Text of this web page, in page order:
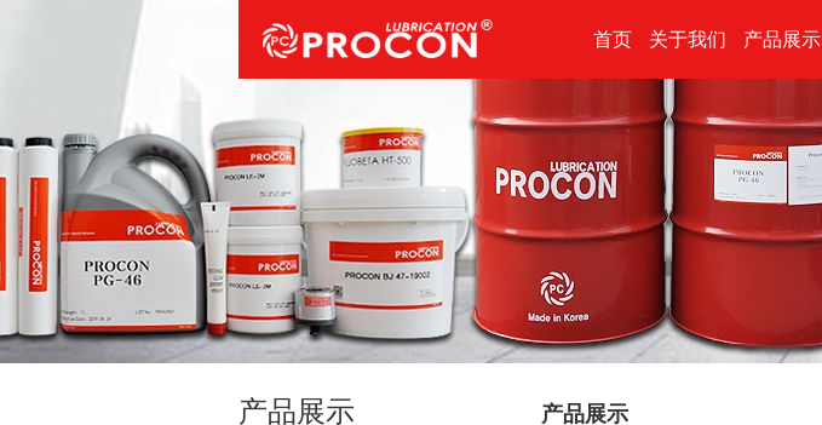
首页 关于我们 产品展示
产品展示 产品展示